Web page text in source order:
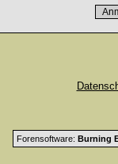
Forensoftware: Burning